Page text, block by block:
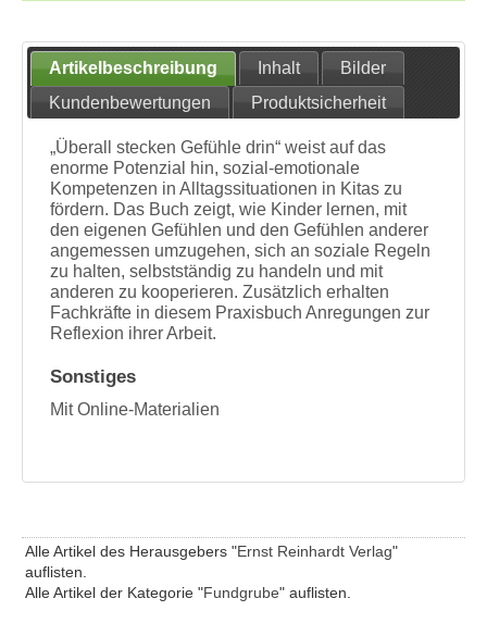
Artikelbeschreibung Inhalt
Bilder
Kundenbewertungen
Produktsicherheit
„Überall stecken Gefühle drin“ weist auf das
enorme Potenzial hin, sozial-emotionale
Kompetenzen in Alltagssituationen in Kitas zu
fördern. Das Buch zeigt, wie Kinder lernen, mit
den eigenen Gefühlen und den Gefühlen anderer
angemessen umzugehen, sich an soziale Regeln
zu halten, selbstständig zu handeln und mit
anderen zu kooperieren. Zusätzlich erhalten
Fachkräfte in diesem Praxisbuch Anregungen zur
Reflexion ihrer Arbeit.
Sonstiges
Mit Online-Materialien
Alle Artikel des Herausgebers "Ernst Reinhardt Verlag"
auflisten.
Alle Artikel der Kategorie "Fundgrube" auflisten.